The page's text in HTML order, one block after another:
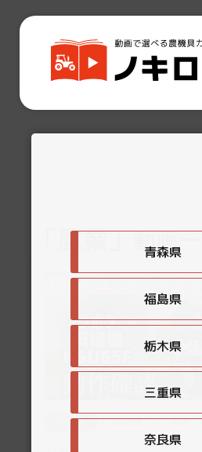
「農業」動画
岩手県 田植機 春物
青森県
福島県
栃木県
三重県
奈良県